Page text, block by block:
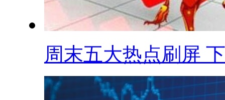
周末五大热点刷屏